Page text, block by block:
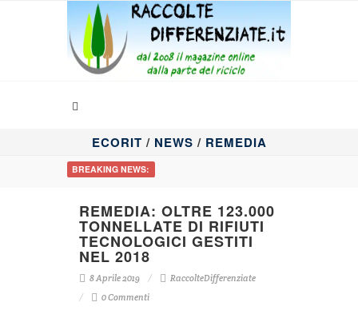
ECORIT / NEWS / REMEDIA
BREAKING NEWS:
REMEDIA: OLTRE 123.000
TONNELLATE DI RIFIUTI
TECNOLOGICI GESTITI
NEL 2018
8 Aprile 2019
RaccolteDifferenziate
0 Commenti